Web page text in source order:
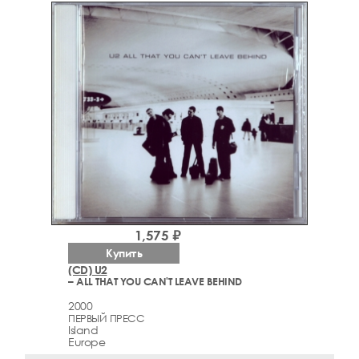
(CD) U2
– ALL THAT YOU CAN'T LEAVE BEHIND
2000
ПЕРВЫЙ ПРЕСС
Island
Europe
1,575 ₽
Купить